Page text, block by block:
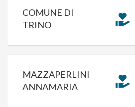
COMUNE DI
TRINO
MAZZAPERLINI
ANNAMARIA